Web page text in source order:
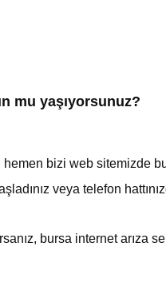
mu yaşıyorsunuz?
bizi web sitemizde
veya telefon
bursa internet arıza